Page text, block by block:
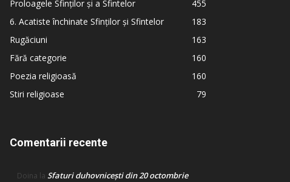
Proloagele Sfinților și a Sfintelor
455
6. Acatiste închinate Sfinților și Sfintelor
183
Rugăciuni
163
Fără categorie
160
Poezia religioasă
160
Stiri religioase
79
Comentarii recente
Doina la Sfaturi duhovnicești din 20 octombrie